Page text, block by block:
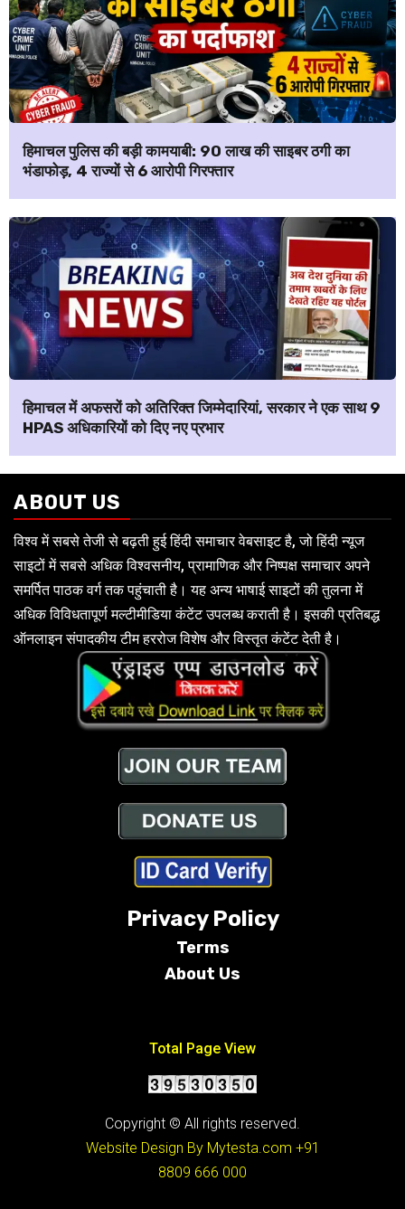
हिमाचल पुलिस की बड़ी कामयाबी: ₹90 लाख की साइबर ठगी का
भंडाफोड़, 4 राज्यों से 6 आरोपी गिरफ्तार
हिमाचल में अफसरों को अतिरिक्त जिम्मेदारियां, सरकार ने एक साथ 9
HPAS अधिकारियों को दिए नए प्रभार
ABOUT US
विश्व में सबसे तेजी से बढ़ती हुई हिंदी समाचार वेबसाइट है, जो हिंदी न्यूज
साइटों में सबसे अधिक विश्वसनीय, प्रामाणिक और निष्पक्ष समाचार अपने
समर्पित पाठक वर्ग तक पहुंचाती है। यह अन्य भाषाई साइटों की तुलना में
अधिक विविधतापूर्ण मल्टीमीडिया कंटेंट उपलब्ध कराती है। इसकी प्रतिबद्ध
ऑनलाइन संपादकीय टीम हररोज विशेष और विस्तृत कंटेंट देती है।
Privacy Policy
Terms
About Us
Total Page View
Copyright © All rights reserved.
Website Design By Mytesta.com +91
8809 666 000